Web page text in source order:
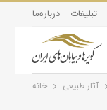
درباره‌ما تبلیغات
خانه آثار طبیعی